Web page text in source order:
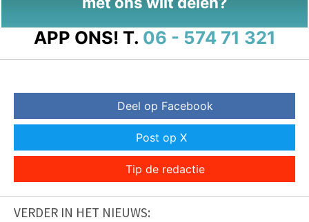
APP ONS! T. 06 - 574 71 321
Deel op Facebook
Post op X
Tip de redactie
VERDER IN HET NIEUWS: